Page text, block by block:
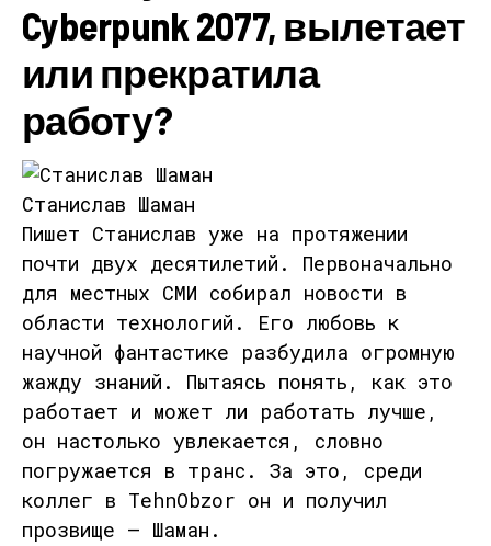
Cyberpunk 2077, вылетает
или прекратила
работу?
Станислав Шаман
Пишет Станислав уже на протяжении
почти двух десятилетий. Первоначально
для местных СМИ собирал новости в
области технологий. Его любовь к
научной фантастике разбудила огромную
жажду знаний. Пытаясь понять, как это
работает и может ли работать лучше,
он настолько увлекается, словно
погружается в транс. За это, среди
коллег в TehnObzor он и получил
прозвище — Шаман.